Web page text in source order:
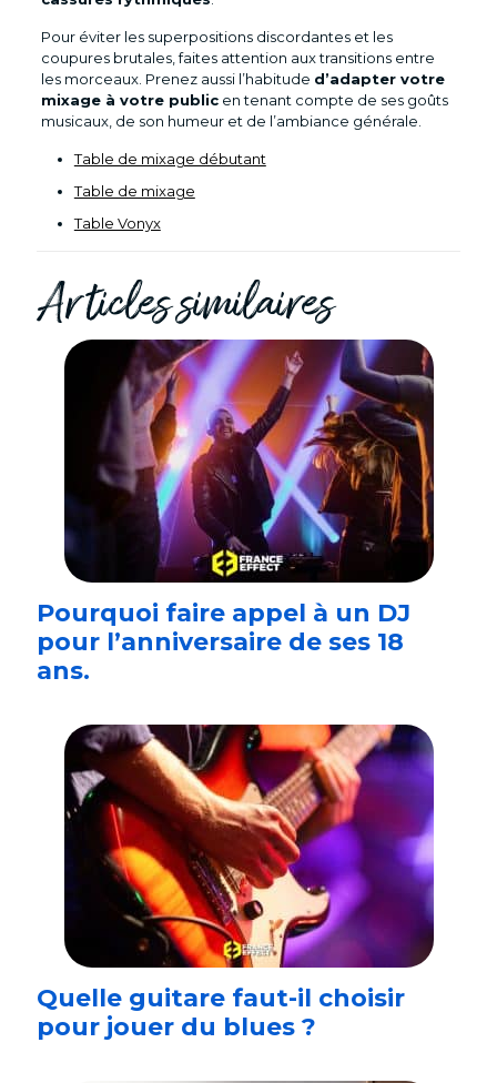
Pour éviter les superpositions discordantes et les
coupures brutales, faites attention aux transitions entre
les morceaux. Prenez aussi l’habitude d’adapter votre
mixage à votre publicen tenant compte de ses goûts
musicaux, de son humeur et de l’ambiance générale.
Table de mixage débutant
Table de mixage
Table Vonyx
Articles similaires
Pourquoi faire appel à un DJ
pour l’anniversaire de ses 18
ans.
Quelle guitare faut-il choisir
pour jouer du blues ?